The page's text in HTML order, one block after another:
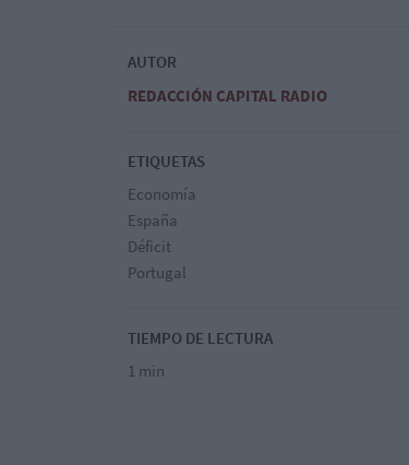
AUTOR
REDACCIÓN CAPITAL RADIO
ETIQUETAS
Economía
España
Déficit
Portugal
TIEMPO DE LECTURA
1 min